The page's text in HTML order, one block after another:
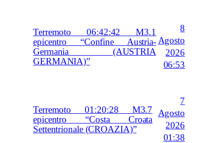
Terremoto 06:42:42 M3.1
epicentro “Confine Austria-
Germania (AUSTRIA
GERMANIA)”
8
Agosto
2026
06:53
Terremoto 01:20:28 M3.7
epicentro “Costa Croata
Settentrionale (CROAZIA)”
7
Agosto
2026
01:38